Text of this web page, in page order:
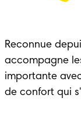
Reconnue
accompagne
importante
de confort qui